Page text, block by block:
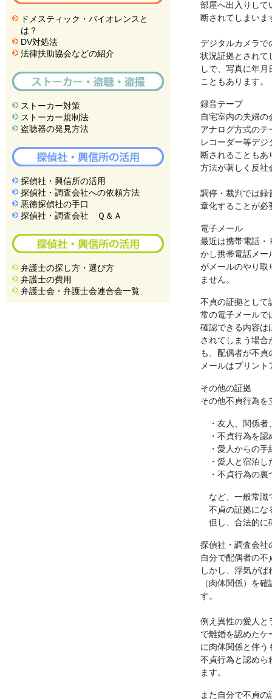
ドメスティック・バイオレンスと
は？
DV対処法
法律扶助協会などの紹介
ストーカー対策
ストーカー規制法
盗聴器の発見方法
探偵社・興信所の活用
探偵社・調査会社への依頼方法
悪徳探偵社の手口
探偵社・調査会社 Ｑ＆Ａ
弁護士の探し方・選び方
弁護士の費用
弁護士会・弁護士会連合会一覧
部屋へ出入りして
断されてしまいま
デジタルカメラで
状況証拠とされて
しで、写真に年
こともあります。
録音テープ
自宅室内の夫婦
アナログ方式のテ
レコーダー等デ
断されることもあ
方法が著しく反社
調停・裁判では録
章化することが必
電子メール
最近は携帯電話・
かし携帯電話メー
がメールのやり取
ません。
不貞の証拠とし
常の電子メールで
確認できる内容は
されてしまう場合
も、配偶者が不
メールはプリン
その他の証拠
その他不貞行為を
・友人、関係者
・不貞行為を認
・愛人からの手
・愛人と宿泊し
・不貞行為の裏
など、一般常識
不貞の証拠にな
但し、合法的に
探偵社・調査会社
自分で配偶者の
しかし、浮気が
（肉体関係）を
す。
例え異性の愛人と
で離婚を認めたケ
に肉体関係と伴う
不貞行為と認めら
ます。
また自分で不貞